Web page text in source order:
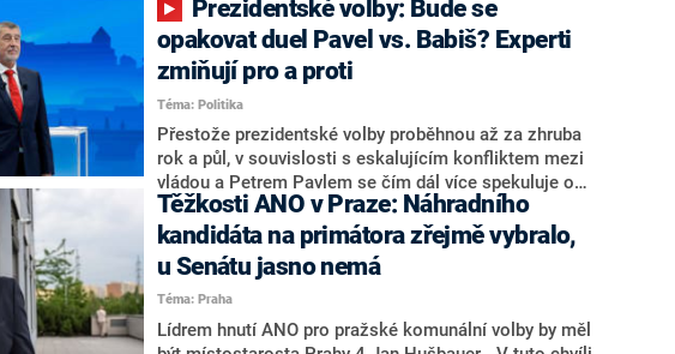
ministryně spravedlnosti ODS Eva Decroix. V
rozhovoru pro CNN Prima NEWS si nebrala servítky
ohledně politického výkonu svého nástupce Jeronýma
Tejce (za ANO) či vládní zmocněnkyně pro lidská
práva Taťány Malé (ANO). Označením „svoloč“ na
adresu vlády prý byla ještě hodná. Decroix se také
vrátila k volební porážce koalice Spolu či promluvila o
hnutí Naše Česko Martina Kuby.
opakovat duel Pavel vs. Babiš? Experti
zmiňují pro a proti
Téma: Politika
Přestože prezidentské volby proběhnou až za zhruba
rok a půl, v souvislosti s eskalujícím konfliktem mezi
vládou a Petrem Pavlem se čím dál více spekuluje o
tom, koho by do bitvy o Hrad mohla vyslat současná
koalice. Někteří političtí komentátoři znovu vytahují
jméno premiéra Andreje Babiše (ANO). Jak moc je
pravděpodobné, že se v prezidentských volbách 2028
bude znovu opakovat souboj z roku 2023?
Těžkosti ANO v Praze: Náhradního
kandidáta na primátora zřejmě vybralo,
u Senátu jasno nemá
Téma: Praha
Lídrem hnutí ANO pro pražské komunální volby by měl